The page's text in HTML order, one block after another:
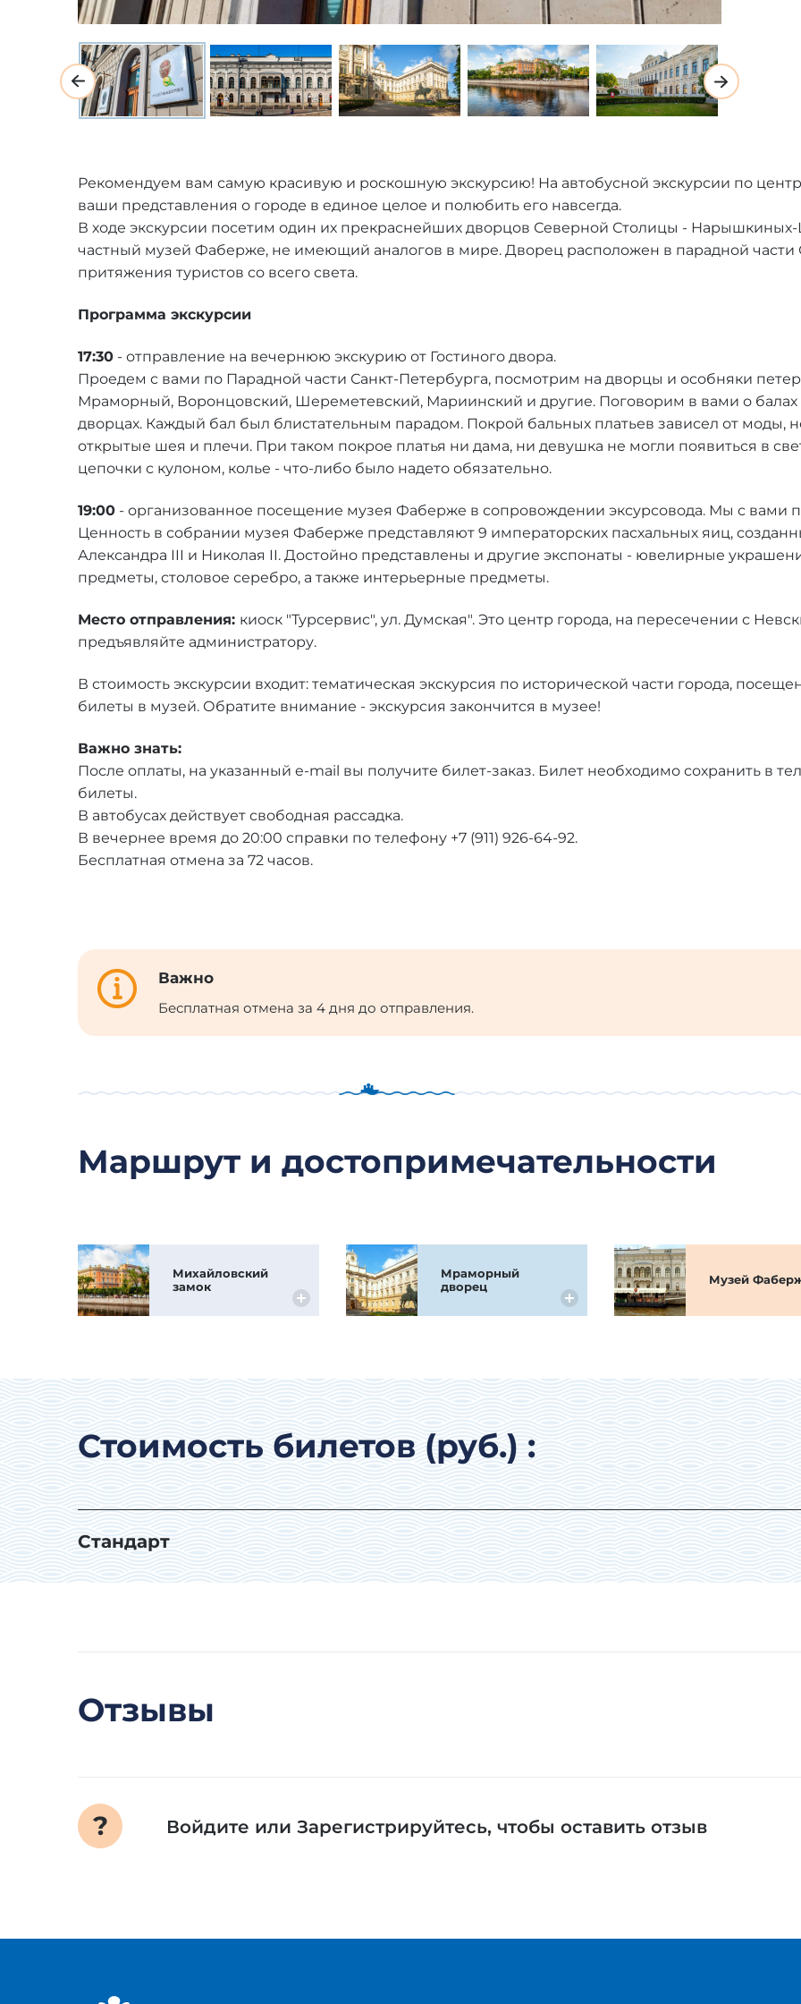
Рекомендуем вам самую красивую и роскошную экскурсию! На автобусной экскурсии по
ваши представления о городе в единое целое и полюбить его навсегда.
В ходе экскурсии посетим один их прекраснейших дворцов Северной Столицы -
частный музей Фаберже, не имеющий аналогов в мире. Дворец расположен в парадной части
притяжения туристов со всего света.
Программа экскурсии
17:30 - отправление на вечернюю экскурию от Гостиного двора.
Проедем с вами по Парадной части Санкт-Петербурга, посмотрим на дворцы и особняки
Мраморный, Воронцовский, Шереметевский, Мариинский и другие. Поговорим в вами о балах
дворцах. Каждый бал был блистательным парадом. Покрой бальных платьев зависел от моды,
открытые шея и плечи. При таком покрое платья ни дама, ни девушка не могли появиться в
цепочки с кулоном, колье - что-либо было надето обязательно.
19:00 - организованное посещение музея Фаберже в сопровождении эксурсовода. Мы с
Ценность в собрании музея Фаберже представляют 9 императорских пасхальных яиц,
Александра III и Николая II. Достойно представлены и другие экспонаты - ювелирные
предметы, столовое серебро, а также интерьерные предметы.
Место отправления: киоск "Турсервис", ул. Думская". Это центр города, на пересечении с
предъявляйте администратору.
В стоимость экскурсии входит: тематическая экскурсия по исторической части города,
билеты в музей. Обратите внимание - экскурсия закончится в музее!
Важно знать:
После оплаты, на указанный e-mail вы получите билет-заказ. Билет необходимо сохранить в
билеты.
В автобусах действует свободная рассадка.
В вечернее время до 20:00 справки по телефону +7 (911) 926-64-92.
Бесплатная отмена за 72 часов.
Важно
Бесплатная отмена за 4 дня до отправления.
Маршрут и достопримечательности
Михайловский
замок
Мраморный
дворец
Музей
Стоимость билетов (руб.) :
Стандарт
Отзывы
Войдите или Зарегистрируйтесь, чтобы оставить отзыв